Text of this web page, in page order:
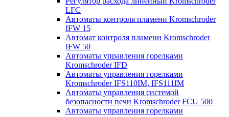
LFC
Автоматы контроля пламени Kromschroder
IFW 15
Автомат контроля пламени Kromschroder
IFW 50
Автоматы управления горелками
Kromschroder IFD
Автоматы управления горелками
Kromschroder IFS110IM, IFS111IM
Автоматы управления системой
безопасности печи Kromschroder FCU 500
Автоматы управления горелками